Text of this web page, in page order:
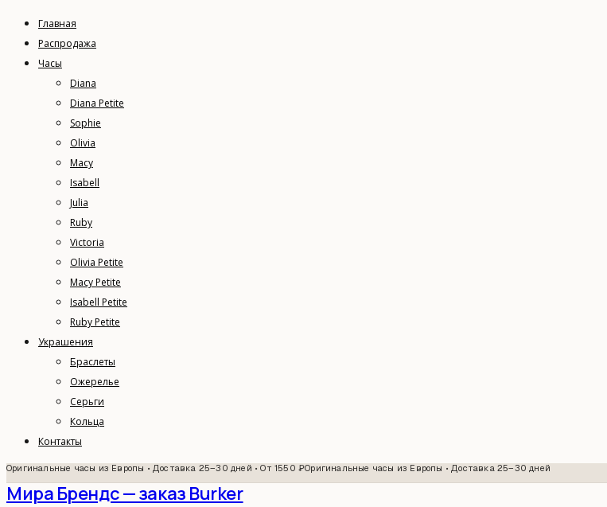
Главная
Распродажа
Часы
Diana
Diana Petite
Sophie
Olivia
Macy
Isabell
Julia
Ruby
Victoria
Olivia Petite
Macy Petite
Isabell Petite
Ruby Petite
Украшения
Браслеты
Ожерелье
Серьги
Кольца
Контакты
Оригинальные часы из Европы • Доставка 25–30 дней • От 1550 ₽Оригинальные часы из Европы • Доставка 25–30 дней
Мира Брендс — заказ Burker